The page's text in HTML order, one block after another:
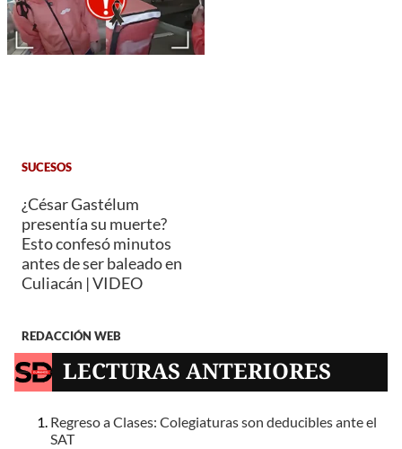
SUCESOS
¿César Gastélum
presentía su muerte?
Esto confesó minutos
antes de ser baleado en
Culiacán | VIDEO
REDACCIÓN WEB
LECTURAS ANTERIORES
Regreso a Clases: Colegiaturas son deducibles ante el
SAT